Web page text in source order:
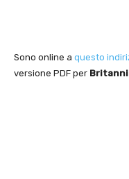
Sono online a questo
versione PDF per